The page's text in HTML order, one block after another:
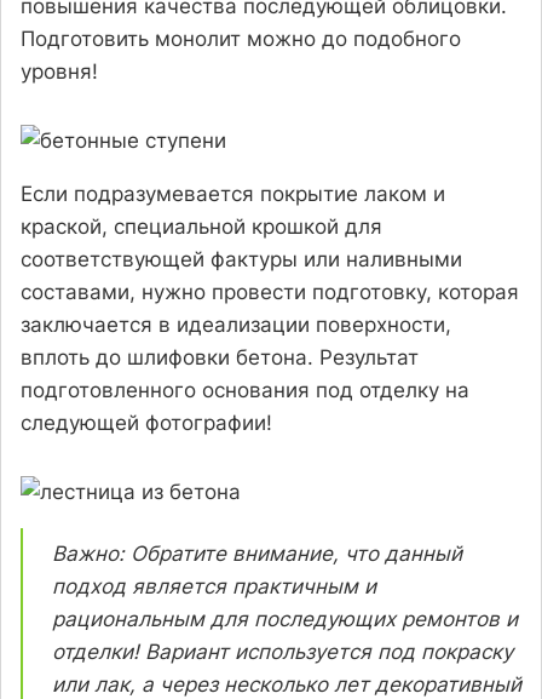
повышения качества последующей облицовки.
Подготовить монолит можно до подобного
уровня!
Если подразумевается покрытие лаком и
краской, специальной крошкой для
соответствующей фактуры или наливными
составами, нужно провести подготовку, которая
заключается в идеализации поверхности,
вплоть до шлифовки бетона. Результат
подготовленного основания под отделку на
следующей фотографии!
Важно: Обратите внимание, что данный
подход является практичным и
рациональным для последующих ремонтов и
отделки! Вариант используется под покраску
или лак, а через несколько лет декоративный